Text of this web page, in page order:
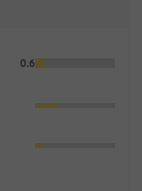
0.6